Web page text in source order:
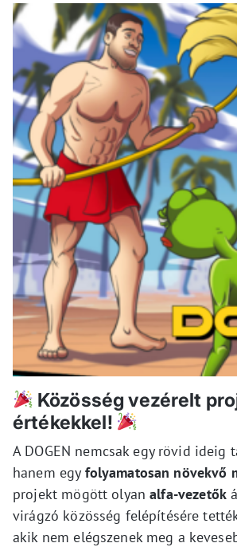
Közösség vezérelt
értékekkel!
A DOGEN nemcsak egy rövid ideig
hanem egy folyamatosan növekvő
projekt mögött olyanalfa-vezetők
virágzó közösség felépítésére
akik nem elégszenek meg a